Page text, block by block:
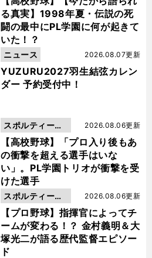
る真実】1998年夏・伝説の死
闘の最中にPL学園に何が起きて
いた！？
YUZURU2027羽生結弦カレン
ダー 予約受付中！
2026.08.07更新
ニュース
【高校野球】「プロ入り後もあ
の衝撃を超える選手はいな
い」。PL学園トリオが衝撃を受
けた選手
2026.08.06更新
スポルティーバ
動画
【プロ野球】指揮官によってチ
ームが変わる！？ 金村義明＆大
塚光二が語る歴代監督エピソー
ド
2026.08.06更新
スポルティーバ
動画